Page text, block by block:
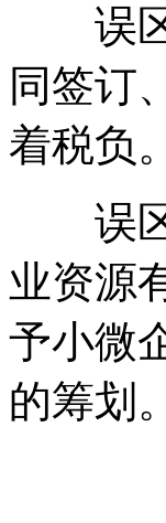
误区
同签订
着税负
误区
业资源
予小微
的筹划。